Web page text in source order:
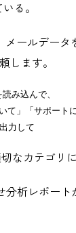
る。
メールデータ
します。
み込んで、
て」「サポー
なカテゴリ
分析レポー